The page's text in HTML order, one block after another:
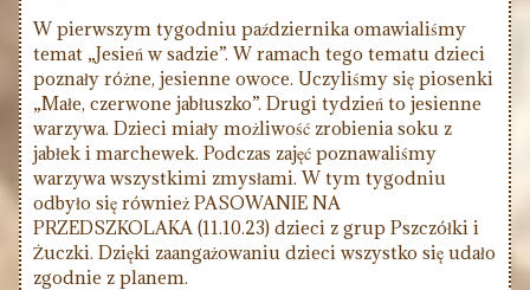
W pierwszym tygodniu października omawialiśmy
temat „Jesień w sadzie”. W ramach tego tematu dzieci
poznały różne, jesienne owoce. Uczyliśmy się piosenki
„Małe, czerwone jabłuszko”. Drugi tydzień to jesienne
warzywa. Dzieci miały możliwość zrobienia soku z
jabłek i marchewek. Podczas zajęć poznawaliśmy
warzywa wszystkimi zmysłami. W tym tygodniu
odbyło się również PASOWANIE NA
PRZEDSZKOLAKA (11.10.23) dzieci z grup Pszczółki i
Żuczki. Dzięki zaangażowaniu dzieci wszystko się udało
zgodnie z planem.